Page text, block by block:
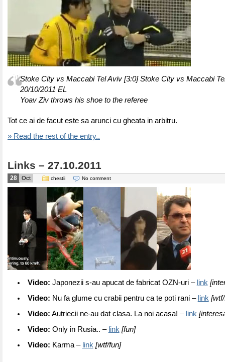
Stoke City vs Maccabi Tel Aviv [3:0] Stoke City vs Maccabi
20/10/2011 EL
Yoav Ziv throws his shoe to the referee
Tot ce ai de facut este sa arunci cu gheata in arbitru.
» Read the rest of the entry..
Links – 27.10.2011
28 Oct chestii No comment
Video: Japonezii s-au apucat de fabricat OZN-uri – link
Video: Nu fa glume cu crabii pentru ca te poti rani – link
Video: Autriecii ne-au dat clasa. La noi acasa! – link
Video: Only in Rusia.. – link [fun]
Video: Karma – link [wtf/fun]